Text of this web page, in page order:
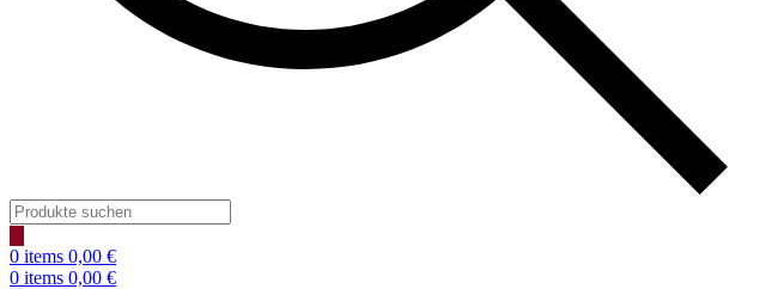
Products
search
0 items 0,00 €
0 items 0,00 €